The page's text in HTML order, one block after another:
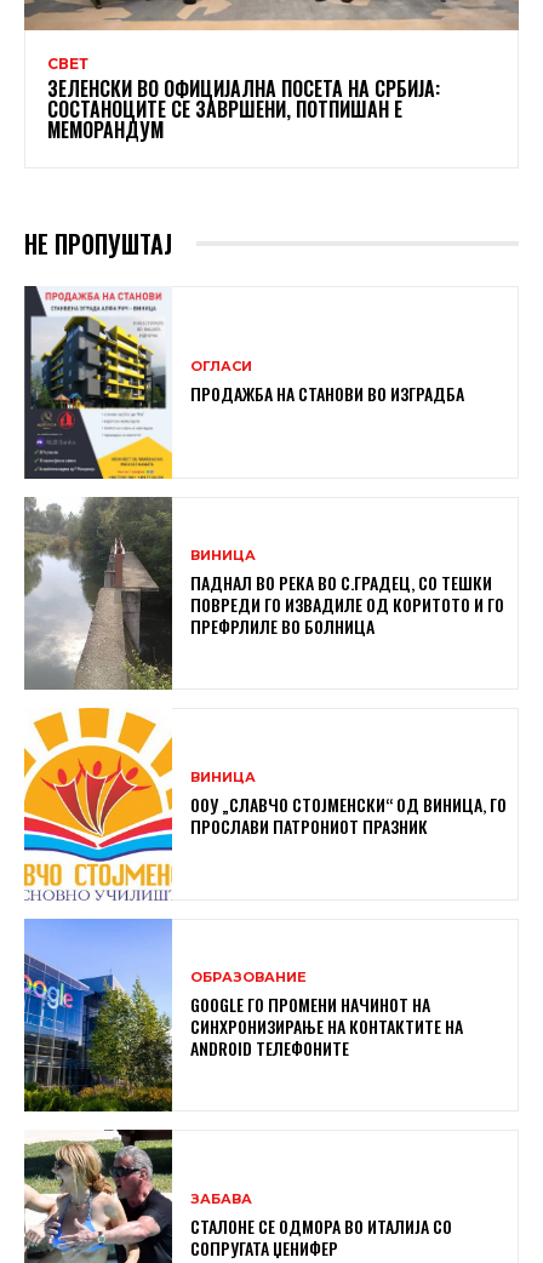
СВЕТ
ЗЕЛЕНСКИ ВО ОФИЦИЈАЛНА ПОСЕТА НА СРБИЈА:
СОСТАНОЦИТЕ СЕ ЗАВРШЕНИ, ПОТПИШАН Е
МЕМОРАНДУМ
НЕ ПРОПУШТАЈ
ОГЛАСИ
ПРОДАЖБА НА СТАНОВИ ВО ИЗГРАДБА
ВИНИЦА
ПАДНАЛ ВО РЕКА ВО С.ГРАДЕЦ, СО ТЕШКИ
ПОВРЕДИ ГО ИЗВАДИЛЕ ОД КОРИТОТО И ГО
ПРЕФРЛИЛЕ ВО БОЛНИЦА
ВИНИЦА
ООУ „СЛАВЧО СТОЈМЕНСКИ“ ОД ВИНИЦА, ГО
ПРОСЛАВИ ПАТРОНИОТ ПРАЗНИК
ОБРАЗОВАНИЕ
GOOGLE ГО ПРОМЕНИ НАЧИНОТ НА
СИНХРОНИЗИРАЊЕ НА КОНТАКТИТЕ НА
ANDROID ТЕЛЕФОНИТЕ
ЗАБАВА
СТАЛОНЕ СЕ ОДМОРА ВО ИТАЛИЈА СО
СОПРУГАТА ЏЕНИФЕР